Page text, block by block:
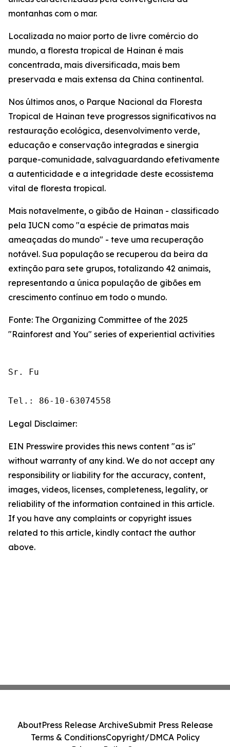
montanhas com o mar.
Localizada no maior porto de livre comércio do
mundo, a floresta tropical de Hainan é mais
concentrada, mais diversificada, mais bem
preservada e mais extensa da China continental.
Nos últimos anos, o Parque Nacional da Floresta
Tropical de Hainan teve progressos significativos na
restauração ecológica, desenvolvimento verde,
educação e conservação integradas e sinergia
parque-comunidade, salvaguardando efetivamente
a autenticidade e a integridade deste ecossistema
vital de floresta tropical.
Mais notavelmente, o gibão de Hainan - classificado
pela IUCN como "a espécie de primatas mais
ameaçadas do mundo" - teve uma recuperação
notável. Sua população se recuperou da beira da
extinção para sete grupos, totalizando 42 animais,
representando a única população de gibões em
crescimento contínuo em todo o mundo.
Fonte: The Organizing Committee of the 2025
"Rainforest and You" series of experiential activities
Sr. Fu
Tel.: 86-10-63074558
Legal Disclaimer:
EIN Presswire provides this news content "as is"
without warranty of any kind. We do not accept any
responsibility or liability for the accuracy, content,
images, videos, licenses, completeness, legality, or
reliability of the information contained in this article.
If you have any complaints or copyright issues
related to this article, kindly contact the author
above.
AboutPress Release ArchiveSubmit Press Release
Terms & ConditionsCopyright/DMCA Policy